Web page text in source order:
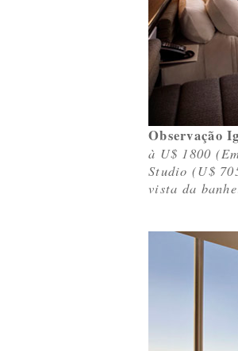
Observação
à U$ 1800
Studio (U$
vista da